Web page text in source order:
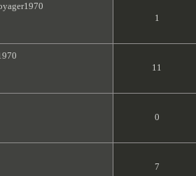
1
11
0
7